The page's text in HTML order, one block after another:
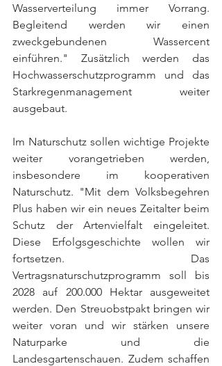
Wasserverteilung immer Vorrang.
Begleitend werden wir einen
zweckgebundenen Wassercent
einführen." Zusätzlich werden das
Hochwasserschutzprogramm und das
Starkregenmanagement weiter
ausgebaut.
Im Naturschutz sollen wichtige Projekte
weiter vorangetrieben werden,
insbesondere im kooperativen
Naturschutz. "Mit dem Volksbegehren
Plus haben wir ein neues Zeitalter beim
Schutz der Artenvielfalt eingeleitet.
Diese Erfolgsgeschichte wollen wir
fortsetzen. Das
Vertragsnaturschutzprogramm soll bis
2028 auf 200.000 Hektar ausgeweitet
werden. Den Streuobstpakt bringen wir
weiter voran und wir stärken unsere
Naturparke und die
Landesgartenschauen. Zudem schaffen